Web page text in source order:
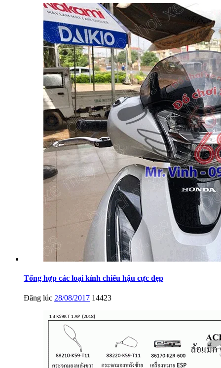
Tổng hợp các loại kính chiếu hậu cực đẹp
Đăng lúc 28/08/2017 14423